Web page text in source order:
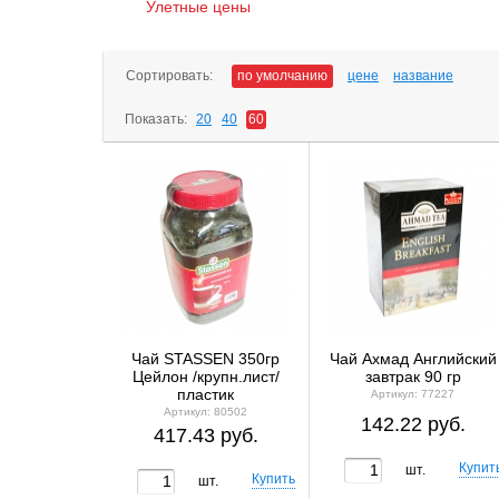
Улетные цены
Сортировать: по умолчанию цене название
Показать: 20 40 60
Чай STASSEN 350гр
Цейлон /крупн.лист/
пластик
Артикул: 80502
417.43 руб.
шт.
Чай Ахмад Английский
завтрак 90 гр
Артикул: 77227
142.22 руб.
шт.